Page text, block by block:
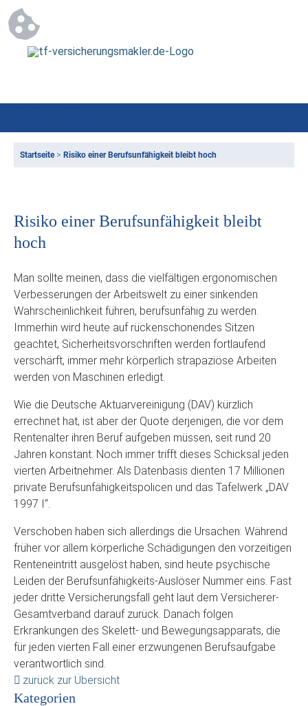
Startseite> Risiko einer Berufsunfähigkeit bleibt hoch
Risiko einer Berufsunfähigkeit bleibt
hoch
Man sollte meinen, dass die vielfältigen ergonomischen
Verbesserungen der Arbeitswelt zu einer sinkenden
Wahrscheinlichkeit führen, berufsunfähig zu werden.
Immerhin wird heute auf rückenschonendes Sitzen
geachtet, Sicherheitsvorschriften werden fortlaufend
verschärft, immer mehr körperlich strapaziöse Arbeiten
werden von Maschinen erledigt.
Wie die Deutsche Aktuarvereinigung (DAV) kürzlich
errechnet hat, ist aber der Quote derjenigen, die vor dem
Rentenalter ihren Beruf aufgeben müssen, seit rund 20
Jahren konstant: Noch immer trifft dieses Schicksal jeden
vierten Arbeitnehmer. Als Datenbasis dienten 17 Millionen
private Berufsunfähigkeitspolicen und das Tafelwerk „DAV
1997 I“.
Verschoben haben sich allerdings die Ursachen: Während
früher vor allem körperliche Schädigungen den vorzeitigen
Renteneintritt ausgelöst haben, sind heute psychische
Leiden der Berufsunfähigkeits-Auslöser Nummer eins. Fast
jeder dritte Versicherungsfall geht laut dem Versicherer-
Gesamtverband darauf zurück. Danach folgen
Erkrankungen des Skelett- und Bewegungsapparats, die
für jeden vierten Fall einer erzwungenen Berufsaufgabe
verantwortlich sind.
zurück zur Übersicht
Kategorien